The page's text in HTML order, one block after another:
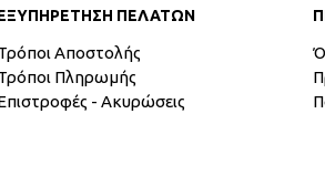
ΠΕΛΑΤΩΝ
Αποστολής
Πληρωμής
- Ακυρώσεις